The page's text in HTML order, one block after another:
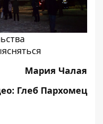
Мария Чалая
Глеб Пархомец